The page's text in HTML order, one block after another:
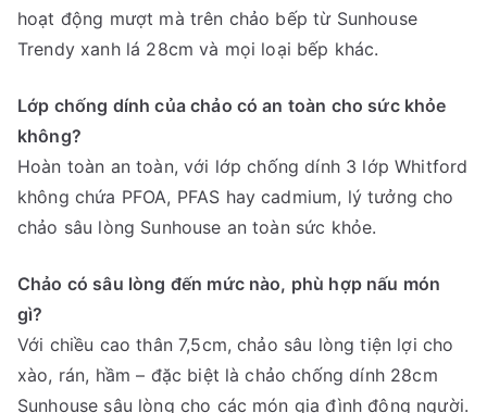
hoạt động mượt mà trên chảo bếp từ Sunhouse
Trendy xanh lá 28cm và mọi loại bếp khác.
Lớp chống dính của chảo có an toàn cho sức khỏe
không?
Hoàn toàn an toàn, với lớp chống dính 3 lớp Whitford
không chứa PFOA, PFAS hay cadmium, lý tưởng cho
chảo sâu lòng Sunhouse an toàn sức khỏe.
Chảo có sâu lòng đến mức nào, phù hợp nấu món
gì?
Với chiều cao thân 7,5cm, chảo sâu lòng tiện lợi cho
xào, rán, hầm – đặc biệt là chảo chống dính 28cm
Sunhouse sâu lòng cho các món gia đình đông người.